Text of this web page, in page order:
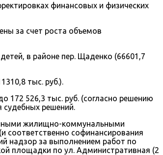
финансовых и физических
за счет роста объемов
в районе пер. Щаденко (66601,7
тыс. руб.).
172 526,3 тыс. руб. (согласно решению
решений.
жилищно-коммунальными
соответственно софинансирования
надзор за выполнением работ по
площадки по ул. Административная (2